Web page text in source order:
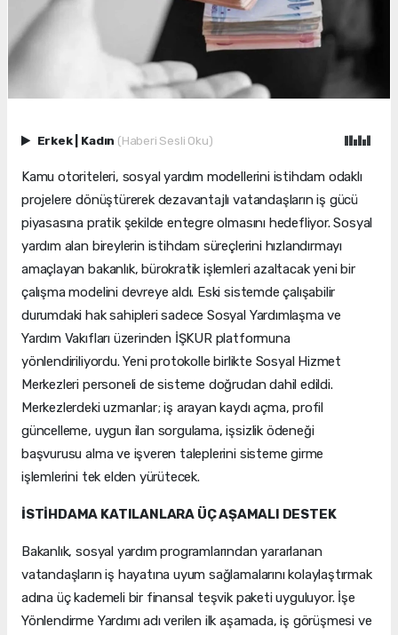
Erkek Kadın (Haberi Sesli Oku)
Kamu otoriteleri, sosyal yardım modellerini istihdam odaklı
projelere dönüştürerek dezavantajlı vatandaşların iş gücü
piyasasına pratik şekilde entegre olmasını hedefliyor. Sosyal
yardım alan bireylerin istihdam süreçlerini hızlandırmayı
amaçlayan bakanlık, bürokratik işlemleri azaltacak yeni bir
çalışma modelini devreye aldı. Eski sistemde çalışabilir
durumdaki hak sahipleri sadece Sosyal Yardımlaşma ve
Yardım Vakıfları üzerinden İŞKUR platformuna
yönlendiriliyordu. Yeni protokolle birlikte Sosyal Hizmet
Merkezleri personeli de sisteme doğrudan dahil edildi.
Merkezlerdeki uzmanlar; iş arayan kaydı açma, profil
güncelleme, uygun ilan sorgulama, işsizlik ödeneği
başvurusu alma ve işveren taleplerini sisteme girme
işlemlerini tek elden yürütecek.
İSTİHDAMA KATILANLARA ÜÇ AŞAMALI DESTEK
Bakanlık, sosyal yardım programlarından yararlanan
vatandaşların iş hayatına uyum sağlamalarını kolaylaştırmak
adına üç kademeli bir finansal teşvik paketi uyguluyor. İşe
Yönlendirme Yardımı adı verilen ilk aşamada, iş görüşmesi ve